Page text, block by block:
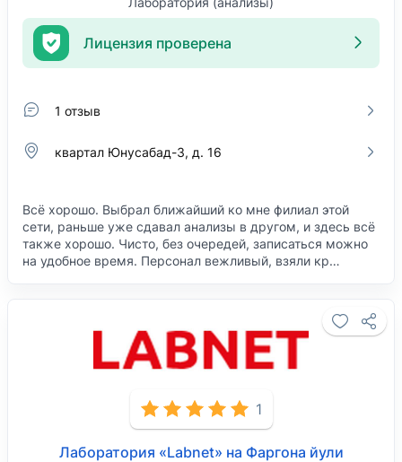
Лицензия проверена
1 отзыв
​квартал Юнусабад-3, д. 16
Всё хорошо. Выбрал ближайший ко мне филиал этой
сети, раньше уже сдавал анализы в другом, и здесь всё
также хорошо. Чисто, без очередей, записаться можно
на удобное время. Персонал вежливый, взяли кр…
1
Лаборатория «Labnet» на Фаргона йули